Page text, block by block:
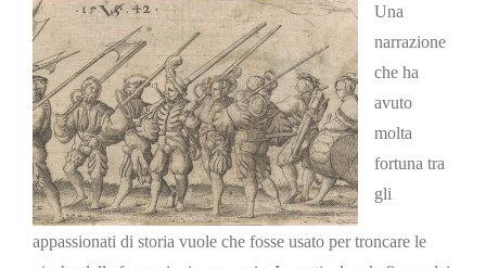
Una
narrazione
che ha
avuto
molta
fortuna tra
gli
appassionati di storia vuole che fosse usato per troncare le